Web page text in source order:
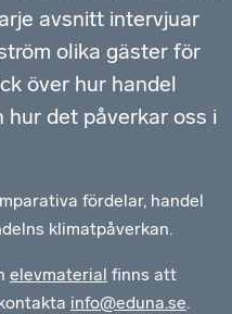
avsnitt intervjuar
olika gäster för
över hur handel
det påverkar oss i
fördelar, handel
klimatpåverkan.
elevmaterial finns att
info@eduna.se.